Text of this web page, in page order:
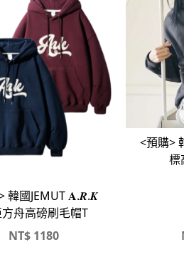
韓國JEMUT 𝐀.𝑹.𝑲
舟高磅刷毛帽T
NT$ 1180
<預購>
標